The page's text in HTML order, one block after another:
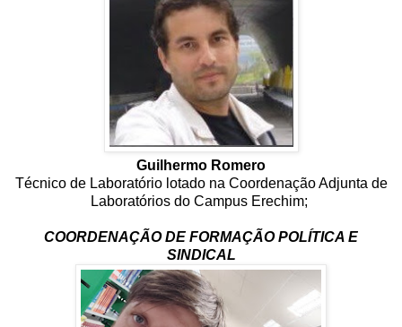
Guilhermo Romero
Técnico de Laboratório lotado na Coordenação Adjunta de
Laboratórios do Campus Erechim;
COORDENAÇÃO DE FORMAÇÃO POLÍTICA E
SINDICAL